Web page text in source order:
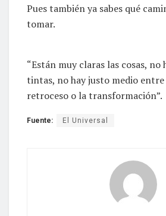
Pues también ya sabes qué
tomar.
“Están muy claras las cosas, no
tintas, no hay justo medio
retroceso o la transformación”.
Fuente: El Universal